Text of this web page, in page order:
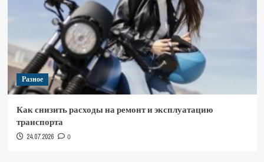
Разное
Как снизить расходы на ремонт и эксплуатацию
транспорта
24.07.2026 0